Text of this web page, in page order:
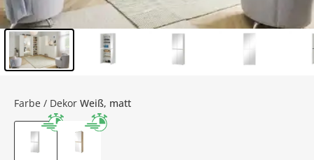
Farbe / Dekor Weiß, matt